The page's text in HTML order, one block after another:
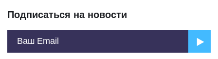
Подписаться на новости